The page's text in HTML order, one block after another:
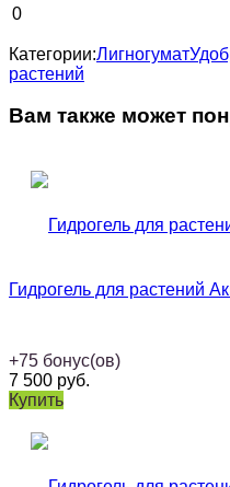
0
Категории:Лигногумат
растений
Вам также может
Гидрогель для растений
+75 бонус(ов)
7 500 руб.
Купить